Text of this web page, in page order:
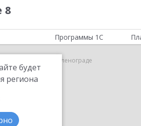
8
будет
региона
Программы 1С
1С:Линк в Зеленограде